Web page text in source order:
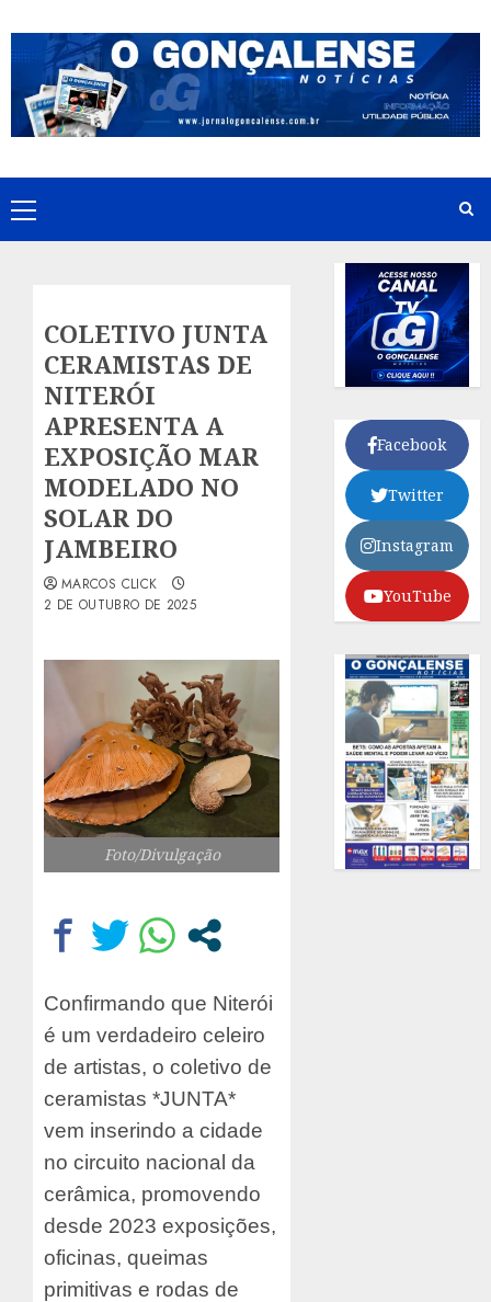
to
content
Primary
Menu
COLETIVO JUNTA
CERAMISTAS DE
NITERÓI
APRESENTA A
EXPOSIÇÃO MAR
MODELADO NO
SOLAR DO
JAMBEIRO
MARCOS CLICK
2 DE OUTUBRO DE 2025
Foto/Divulgação
Confirmando que Niterói
é um verdadeiro celeiro
de artistas, o coletivo de
ceramistas *JUNTA*
vem inserindo a cidade
no circuito nacional da
cerâmica, promovendo
desde 2023 exposições,
oficinas, queimas
primitivas e rodas de
Facebook
Twitter
Instagram
YouTube